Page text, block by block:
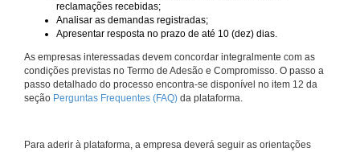
reclamações recebidas;
Analisar as demandas registradas;
Apresentar resposta no prazo de até 10 (dez) dias.
As empresas interessadas devem concordar integralmente com as
condições previstas no Termo de Adesão e Compromisso. O passo a
passo detalhado do processo encontra-se disponível no item 12 da
seção Perguntas Frequentes (FAQ) da plataforma.
Para aderir à plataforma, a empresa deverá seguir as orientações